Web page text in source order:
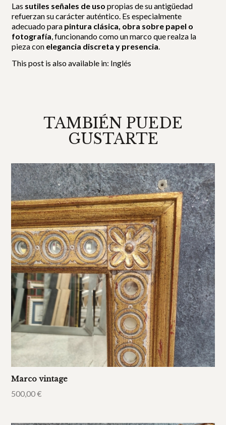
Las sutiles señales de uso propias de su antigüedad
refuerzan su carácter auténtico. Es especialmente
adecuado para pintura clásica, obra sobre papel o
fotografía, funcionando como un marco que realza la
pieza con elegancia discreta y presencia.
This post is also available in: Inglés
TAMBIÉN PUEDE
GUSTARTE
Marco vintage
500,00€